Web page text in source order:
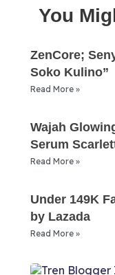
You
ZenCore;
Soko Kulino”
Read More »
Wajah
Serum
Read More »
Under 149K
by Lazada
Read More »